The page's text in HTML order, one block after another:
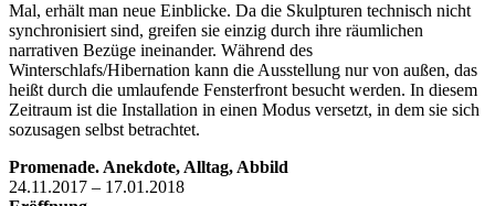
Mal, erhält man neue Einblicke. Da die Skulpturen technisch nicht
synchronisiert sind, greifen sie einzig durch ihre räumlichen
narrativen Bezüge ineinander. Während des
Winterschlafs/Hibernation kann die Ausstellung nur von außen, das
heißt durch die umlaufende Fensterfront besucht werden. In diesem
Zeitraum ist die Installation in einen Modus versetzt, in dem sie sich
sozusagen selbst betrachtet.
Promenade. Anekdote, Alltag, Abbild
24.11.2017 – 17.01.2018